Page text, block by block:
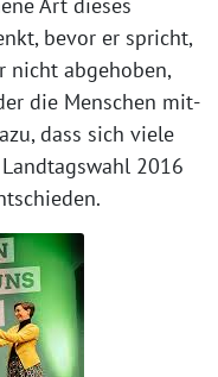
bevor er spricht,
nicht abge­ho­ben,
die Menschen mit­
dass sich vie­le
2016